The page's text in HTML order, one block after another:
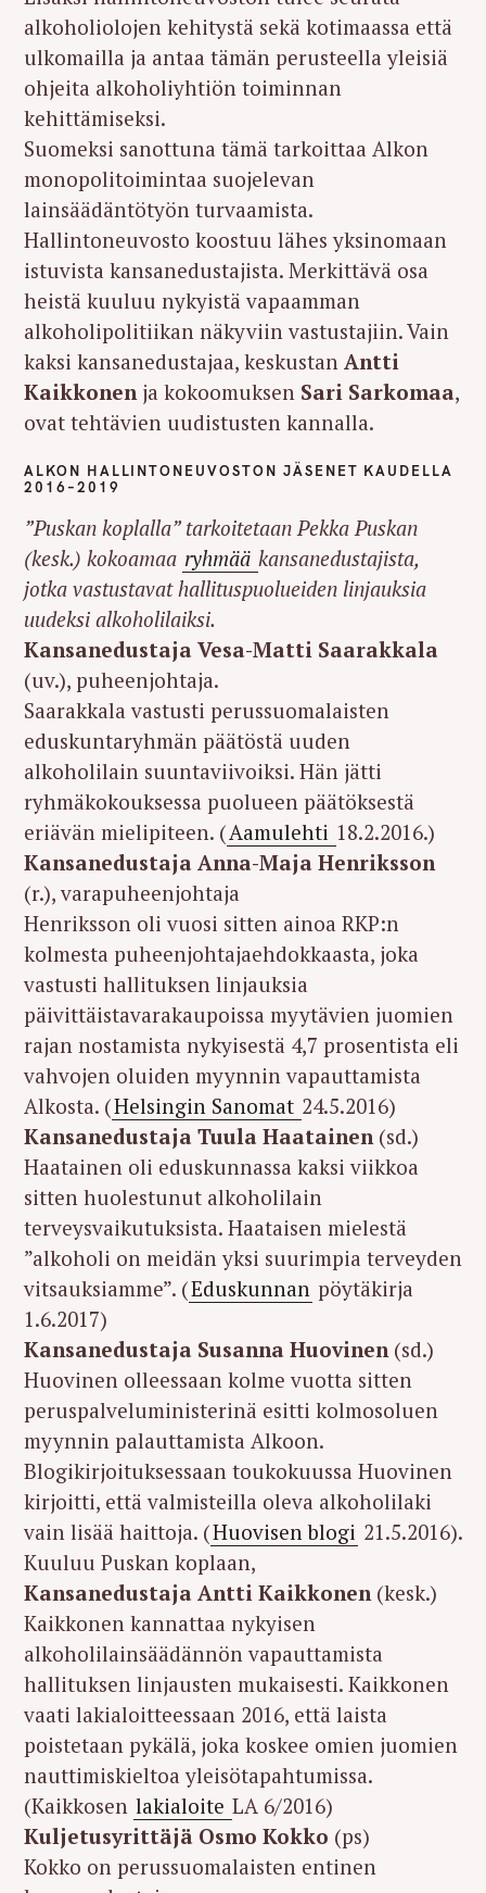
alkoholiolojen kehitystä sekä kotimaassa että
ulkomailla ja antaa tämän perusteella yleisiä
ohjeita alkoholiyhtiön toiminnan
kehittämiseksi.
Suomeksi sanottuna tämä tarkoittaa Alkon
monopolitoimintaa suojelevan
lainsäädäntötyön turvaamista.
Hallintoneuvosto koostuu lähes yksinomaan
istuvista kansanedustajista. Merkittävä osa
heistä kuuluu nykyistä vapaamman
alkoholipolitiikan näkyviin vastustajiin. Vain
kaksi kansanedustajaa, keskustan Antti
Kaikkonenja kokoomuksen Sari Sarkomaa,
ovat tehtävien uudistusten kannalla.
ALKON HALLINTONEUVOSTON JÄSENET KAUDELLA
2016–2019
”Puskan koplalla” tarkoitetaan Pekka Puskan
(kesk.) kokoamaa ryhmää kansanedustajista,
jotka vastustavat hallituspuolueiden linjauksia
uudeksi alkoholilaiksi.
Kansanedustaja Vesa-Matti Saarakkala
(uv.), puheenjohtaja.
Saarakkala vastusti perussuomalaisten
eduskuntaryhmän päätöstä uuden
alkoholilain suuntaviivoiksi. Hän jätti
ryhmäkokouksessa puolueen päätöksestä
eriävän mielipiteen. (Aamulehti 18.2.2016.)
Kansanedustaja Anna-Maja Henriksson
(r.), varapuheenjohtaja
Henriksson oli vuosi sitten ainoa RKP:n
kolmesta puheenjohtajaehdokkaasta, joka
vastusti hallituksen linjauksia
päivittäistavarakaupoissa myytävien juomien
rajan nostamista nykyisestä 4,7 prosentista eli
vahvojen oluiden myynnin vapauttamista
Alkosta. (Helsingin Sanomat 24.5.2016)
Kansanedustaja Tuula Haatainen (sd.)
Haatainen oli eduskunnassa kaksi viikkoa
sitten huolestunut alkoholilain
terveysvaikutuksista. Haataisen mielestä
”alkoholi on meidän yksi suurimpia terveyden
vitsauksiamme”. (Eduskunnan pöytäkirja
1.6.2017)
Kansanedustaja Susanna Huovinen (sd.)
Huovinen olleessaan kolme vuotta sitten
peruspalveluministerinä esitti kolmosoluen
myynnin palauttamista Alkoon.
Blogikirjoituksessaan toukokuussa Huovinen
kirjoitti, että valmisteilla oleva alkoholilaki
vain lisää haittoja. (Huovisen blogi 21.5.2016).
Kuuluu Puskan koplaan,
Kansanedustaja Antti Kaikkonen (kesk.)
Kaikkonen kannattaa nykyisen
alkoholilainsäädännön vapauttamista
hallituksen linjausten mukaisesti. Kaikkonen
vaati lakialoitteessaan 2016, että laista
poistetaan pykälä, joka koskee omien juomien
nauttimiskieltoa yleisötapahtumissa.
(Kaikkosen lakialoite LA 6/2016)
Kuljetusyrittäjä Osmo Kokko (ps)
Kokko on perussuomalaisten entinen